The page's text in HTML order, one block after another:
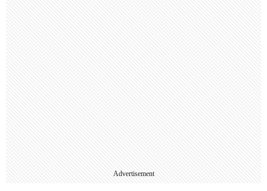
Advertisement